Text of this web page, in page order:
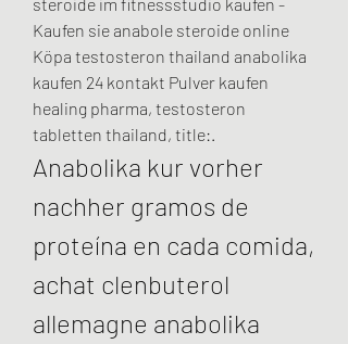
steroide im fitnessstudio kaufen -
Kaufen sie anabole steroide online
Köpa testosteron thailand anabolika
kaufen 24 kontakt Pulver kaufen
healing pharma, testosteron
tabletten thailand, title:.
Anabolika kur vorher
nachher gramos de
proteína en cada comida,
achat clenbuterol
allemagne anabolika